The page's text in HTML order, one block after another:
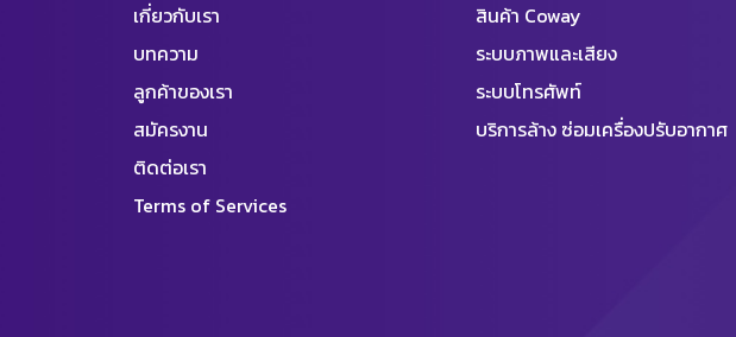
เกี่ยวกับเรา
บทความ
ลูกค้าของเรา
สมัครงาน
ติดต่อเรา
Terms of Services
สินค้า Coway
ระบบภาพและเสียง
ระบบโทรศัพท์
บริการล้าง ซ่อมเครื่องปรับอากาศ